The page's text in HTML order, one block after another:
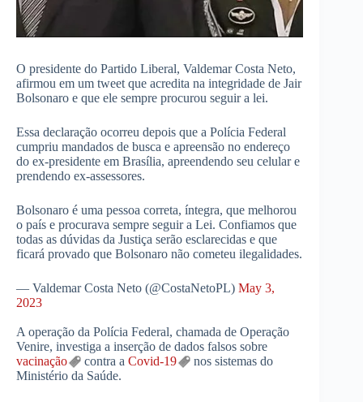
O presidente do Partido Liberal, Valdemar Costa Neto,
afirmou em um tweet que acredita na integridade de Jair
Bolsonaro e que ele sempre procurou seguir a lei.
Essa declaração ocorreu depois que a Polícia Federal
cumpriu mandados de busca e apreensão no endereço
do ex-presidente em Brasília, apreendendo seu celular e
prendendo ex-assessores.
Bolsonaro é uma pessoa correta, íntegra, que melhorou
o país e procurava sempre seguir a Lei. Confiamos que
todas as dúvidas da Justiça serão esclarecidas e que
ficará provado que Bolsonaro não cometeu ilegalidades.
— Valdemar Costa Neto (@CostaNetoPL) May 3,
2023
A operação da Polícia Federal, chamada de Operação
Venire, investiga a inserção de dados falsos sobre
vacinação
contra a Covid-19
nos sistemas do
Ministério da Saúde.